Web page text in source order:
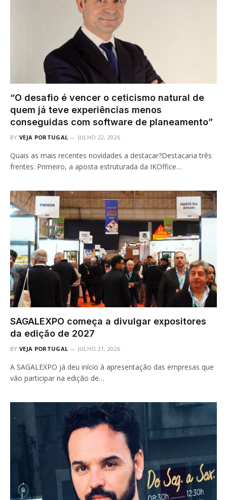
“O desafio é vencer o ceticismo natural de
quem já teve experiências menos
conseguidas com software de planeamento”
BY VEJA PORTUGAL JULHO 22, 2026
Quais as mais recentes novidades a destacar?Destacaria três
frentes. Primeiro, a aposta estruturada da IKOffice…
SAGALEXPO começa a divulgar expositores
da edição de 2027
BY VEJA PORTUGAL JULHO 21, 2026
A SAGALEXPO já deu início à apresentação das empresas que
vão participar na edição de…